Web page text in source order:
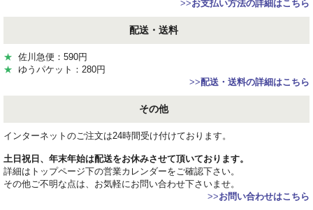
>>お支払い方法の詳細はこちら
配送・送料
★ 佐川急便：590円
★ ゆうパケット：280円
>>配送・送料の詳細はこちら
その他
インターネットのご注文は24時間受け付けております。
土日祝日、年末年始は配送をお休みさせて頂いております。
詳細はトップページ下の営業カレンダーをご確認下さい。
その他ご不明な点は、お気軽にお問い合わせ下さいませ。
>>お問い合わせはこちら